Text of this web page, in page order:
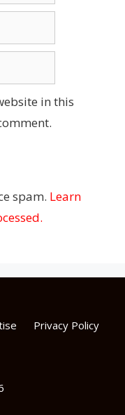
in this
spam. Learn
Privacy Policy